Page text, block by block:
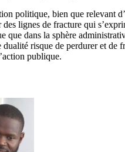
politique, bien que relevant
des lignes de fracture qui
que dans la sphère
dualité risque de perdurer et de
publique.